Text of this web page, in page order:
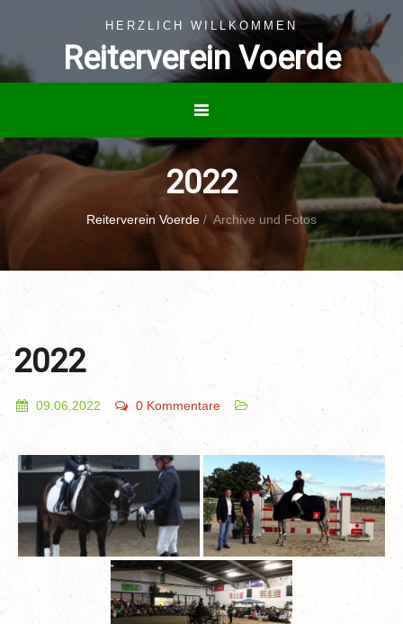
HERZLICH WILLKOMMEN
Reiterverein Voerde
2022
Reiterverein Voerde / Archive und Fotos
2022
09.06.2022 0 Kommentare